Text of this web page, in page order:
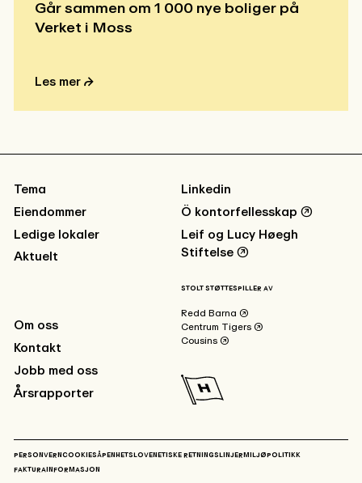
Går sammen om 1 000 nye boliger på
Verket i Moss
Les mer ⮫
Tema
Eiendommer
Ledige lokaler
Aktuelt
Om oss
Kontakt
Jobb med oss
Årsrapporter
Linkedin
Ö kontorfellesskap ↗
Leif og Lucy Høegh
Stiftelse ↗
STOLT STØTTESPILLER AV
Redd Barna ↗
Centrum Tigers ↗
Cousins ↗
PERSONVERNCOOKIESÅPENHETSLOVENETISKE RETNINGSLINJERMILJØPOLITIKK
FAKTURAINFORMASJON